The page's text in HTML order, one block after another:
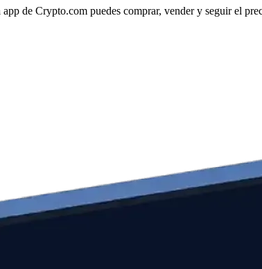
de Crypto.com puedes comprar, vender y seguir el